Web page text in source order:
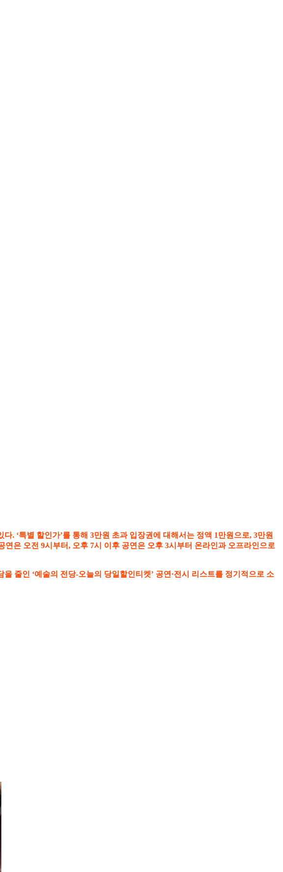
. ‘특별 할인가’를 통해 3만원 초과 입장권에 대해서는 정액 1만원으로, 3만원
은 오전 9시부터, 오후 7시 이후 공연은 오후 3시부터 온라인과 오프라인으로
줄인 ‘예술의 전당-오늘의 당일할인티켓’ 공연·전시 리스트를 정기적으로 소